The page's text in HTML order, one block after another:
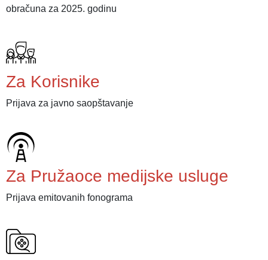
obračuna za 2025. godinu
Za Korisnike
Prijava za javno saopštavanje
Za Pružaoce medijske usluge
Prijava emitovanih fonograma